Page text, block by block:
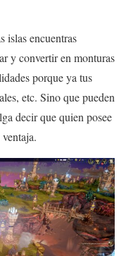
islas encuentras
y convertir en monturas
porque ya tus
etc. Sino que pueden
decir que quien posee